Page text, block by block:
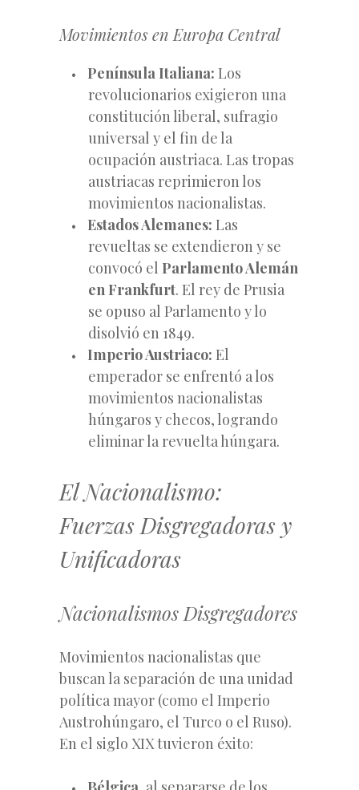
Movimientos en Europa Central
Península Italiana: Los
revolucionarios exigieron una
constitución liberal, sufragio
universal y el fin de la
ocupación austriaca. Las tropas
austriacas reprimieron los
movimientos nacionalistas.
Estados Alemanes: Las
revueltas se extendieron y se
convocó el Parlamento Alemán
en Frankfurt. El rey de Prusia
se opuso al Parlamento y lo
disolvió en 1849.
Imperio Austriaco: El
emperador se enfrentó a los
movimientos nacionalistas
húngaros y checos, logrando
eliminar la revuelta húngara.
El Nacionalismo:
Fuerzas Disgregadoras y
Unificadoras
Nacionalismos Disgregadores
Movimientos nacionalistas que
buscan la separación de una unidad
política mayor (como el Imperio
Austrohúngaro, el Turco o el Ruso).
En el siglo XIX tuvieron éxito: